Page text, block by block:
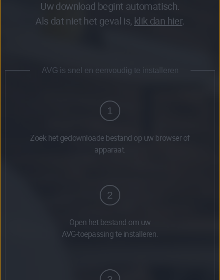
Uw download begint automatisch.
Als dat niet het geval is, klik dan hier.
AVG is snel en eenvoudig te installeren
1
Zoek het gedownloade bestand op uw browser of
apparaat.
2
Open het bestand om uw
AVG-toepassing te installeren.